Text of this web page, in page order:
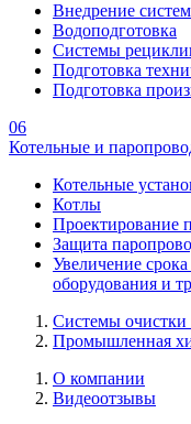
Внедрение
Водоподготовка
Системы
Подготовка
Подготовка
06
Котельные и
Котельные
Котлы
Проектирование
Защита
Увеличение
оборудования и
Системы
Промышленная
О компании
Видеоотзывы